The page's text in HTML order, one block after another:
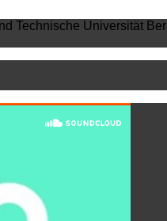
Technische Universität